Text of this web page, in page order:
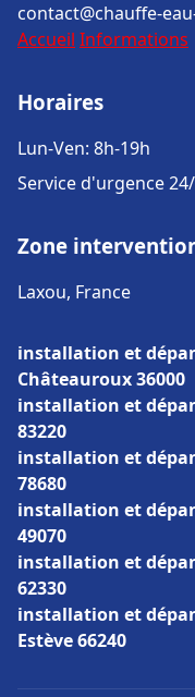
contact@chauffe-
Accueil Informations
Horaires
Lun-Ven: 8h-19h
Service d'urgence
Zone
Laxou, France
installation et
Châteauroux 36000
installation et
83220
installation et
78680
installation et
49070
installation et
62330
installation et
Estève 66240